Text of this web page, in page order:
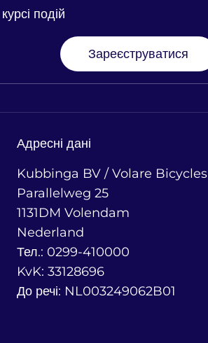
подій
Зареєструватися
Адресні дані
Kubbinga BV / Volare Bicycles
Parallelweg 25
1131DM Volendam
Nederland
Тел.: 0299-410000
KvK: 33128696
До речі: NL003249062B01